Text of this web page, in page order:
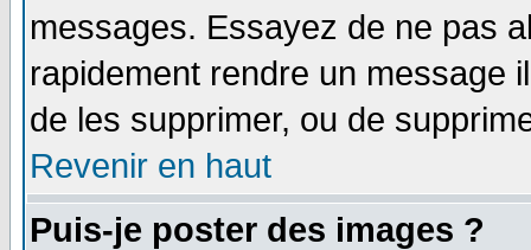
messages. Essayez de ne pas
rapidement rendre un message
de les supprimer, ou de
Revenir en haut
Puis-je poster des images ?